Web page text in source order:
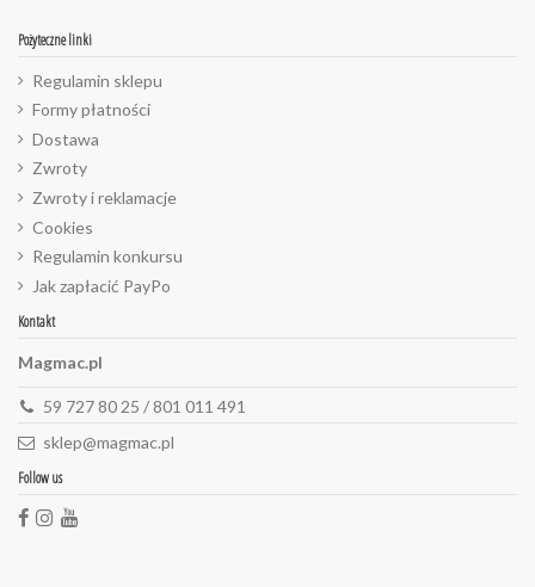
Pożyteczne linki
Regulamin sklepu
Formy płatności
Dostawa
Zwroty
Zwroty i reklamacje
Cookies
Regulamin konkursu
Jak zapłacić PayPo
Kontakt
Magmac.pl
59 727 80 25 / 801 011 491
sklep@magmac.pl
Follow us